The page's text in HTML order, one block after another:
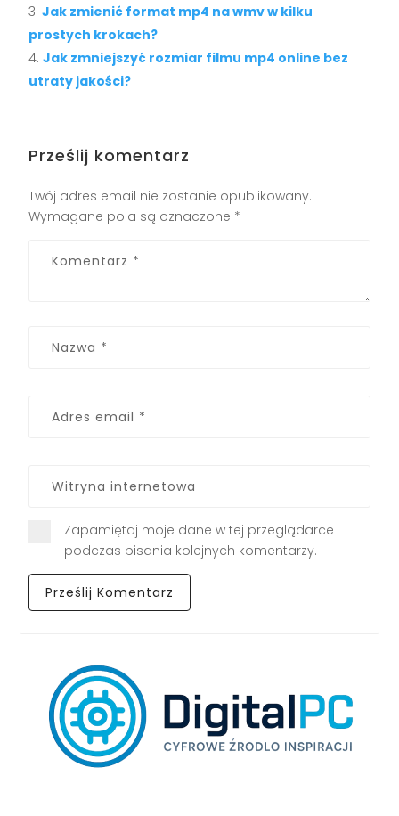
Jak zmienić format mp4 na wmv w kilku
prostych krokach?
Jak zmniejszyć rozmiar filmu mp4 online bez
utraty jakości?
Prześlij komentarz
Twój adres email nie zostanie opublikowany.
Wymagane pola są oznaczone *
Zapamiętaj moje dane w tej przeglądarce
podczas pisania kolejnych komentarzy.